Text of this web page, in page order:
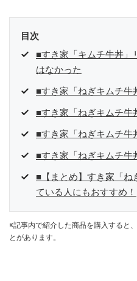
目次
■すき家「キムチ牛丼」
はなかった
■すき家「ねぎキムチ牛
■すき家「ねぎキムチ牛
■すき家「ねぎキムチ牛
■すき家「ねぎキムチ牛
■【まとめ】すき家「ね
ている人にもおすすめ！
※記事内で紹介した商品を購入すると
とがあります。